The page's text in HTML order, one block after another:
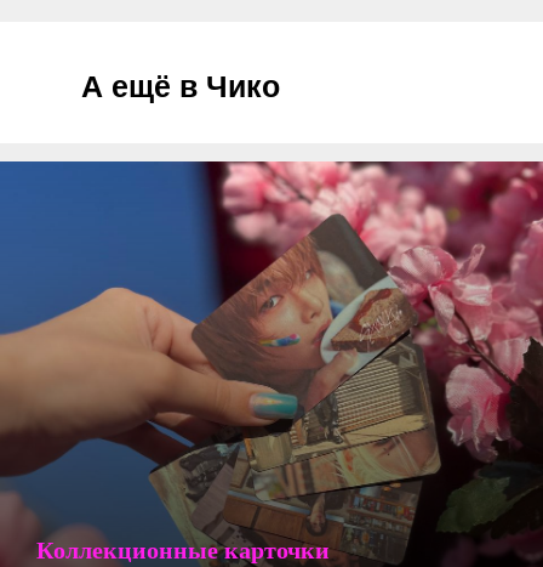
А ещё в Чико
Коллекционные карточки